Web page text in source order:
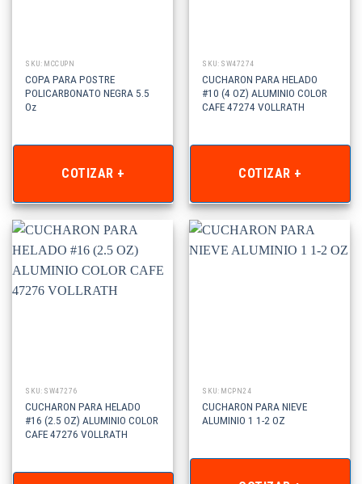
SKU: MCCUPN
COPA PARA POSTRE
POLICARBONATO NEGRA 5.5
Oz
COTIZAR +
SKU: SW47274
CUCHARON PARA HELADO
#10 (4 OZ) ALUMINIO COLOR
CAFE 47274 VOLLRATH
COTIZAR +
SKU: SW47276
CUCHARON PARA HELADO
#16 (2.5 OZ) ALUMINIO COLOR
CAFE 47276 VOLLRATH
SKU: MCPN24
CUCHARON PARA NIEVE
ALUMINIO 1 1-2 OZ